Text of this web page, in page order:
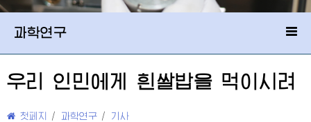
과학연구
우리 인민에게 흰쌀밥을 먹이시려
첫페지 / 과학연구 / 기사